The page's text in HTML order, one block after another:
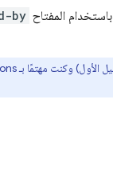
باستخدام المفتاح by
الأول) وكنت مهتمًا بـ